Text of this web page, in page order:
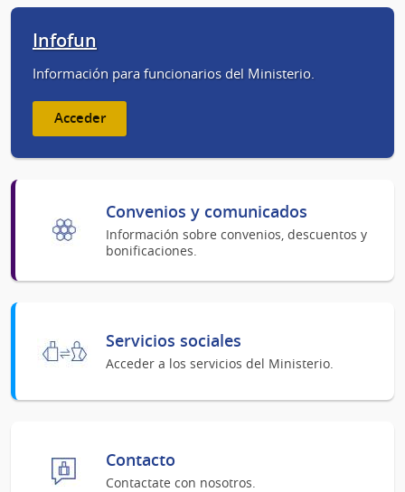
Infofun
Información para funcionarios del Ministerio.
Acceder
Convenios y comunicados
Información sobre convenios, descuentos y
bonificaciones.
Servicios sociales
Acceder a los servicios del Ministerio.
Contacto
Contactate con nosotros.